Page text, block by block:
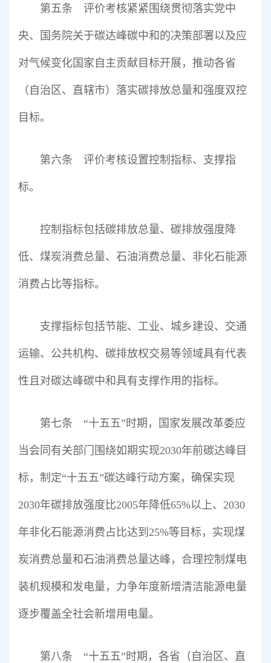
第五条 评价考核紧紧围绕贯彻落实党中
央、国务院关于碳达峰碳中和的决策部署以及应
对气候变化国家自主贡献目标开展，推动各省
（自治区、直辖市）落实碳排放总量和强度双控
目标。
第六条 评价考核设置控制指标、支撑指
标。
控制指标包括碳排放总量、碳排放强度降
低、煤炭消费总量、石油消费总量、非化石能源
消费占比等指标。
支撑指标包括节能、工业、城乡建设、交通
运输、公共机构、碳排放权交易等领域具有代表
性且对碳达峰碳中和具有支撑作用的指标。
第七条 “十五五”时期，国家发展改革委应
当会同有关部门围绕如期实现2030年前碳达峰目
标，制定“十五五”碳达峰行动方案，确保实现
2030年碳排放强度比2005年降低65%以上、2030
年非化石能源消费占比达到25%等目标，实现煤
炭消费总量和石油消费总量达峰，合理控制煤电
装机规模和发电量，力争年度新增清洁能源电量
逐步覆盖全社会新增用电量。
第八条 “十五五”时期，各省（自治区、直